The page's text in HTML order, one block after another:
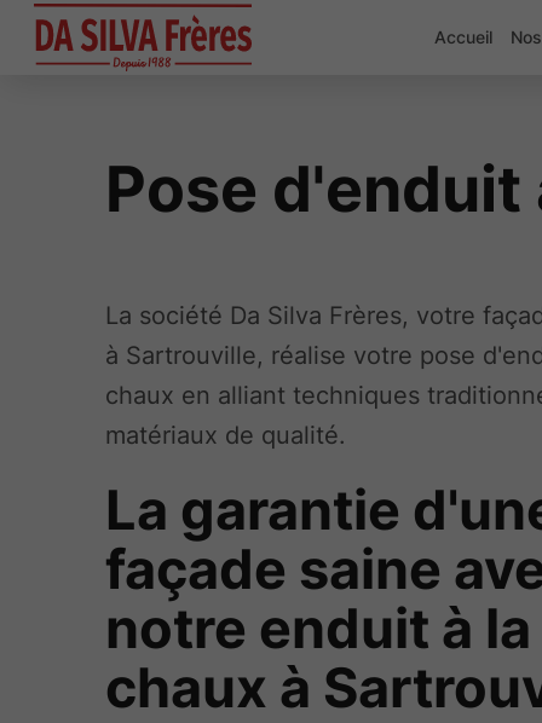
Accueil
Pose d'enduit
La société Da Silva Frères, votre
à Sartrouville, réalise votre pose
chaux en alliant techniques
matériaux de qualité.
La garantie
façade saine
notre enduit à la
chaux à